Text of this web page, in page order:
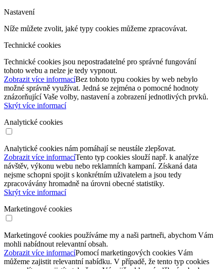
Nastavení
Níže můžete zvolit, jaké typy cookies můžeme zpracovávat.
Technické cookies
Technické cookies jsou nepostradatelné pro správné fungování
tohoto webu a nelze je tedy vypnout.
Zobrazit více informacíBez tohoto typu cookies by web nebylo
možné správně využívat. Jedná se zejména o pomocné hodnoty
znázorňující Vaše volby, nastavení a zobrazení jednotlivých prvků.
Skrýt více informací
Analytické cookies
Analytické cookies nám pomáhají se neustále zlepšovat.
Zobrazit více informacíTento typ cookies slouží např. k analýze
návštěv, výkonu webu nebo reklamních kampaní. Získaná data
nejsme schopni spojit s konkrétním uživatelem a jsou tedy
zpracovávány hromadně na úrovni obecné statistiky.
Skrýt více informací
Marketingové cookies
Marketingové cookies používáme my a naši partneři, abychom Vám
mohli nabídnout relevantní obsah.
Zobrazit více informacíPomocí marketingových cookies Vám
můžeme zajistit relevantní nabídku. V případě, že tento typ cookies